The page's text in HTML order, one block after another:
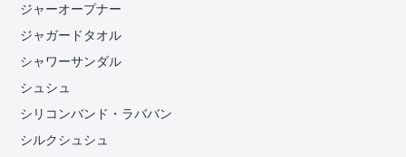
ジャーオープナー
ジャガードタオル
シャワーサンダル
シュシュ
シリコンバンド・ラババン
シルクシュシュ